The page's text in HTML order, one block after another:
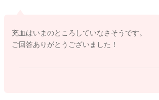
せん。
目頭と小鼻を繋ぐあたりを優しくマッサージ
充血はいまのところしていなさそうです。
ご回答ありがとうございました！